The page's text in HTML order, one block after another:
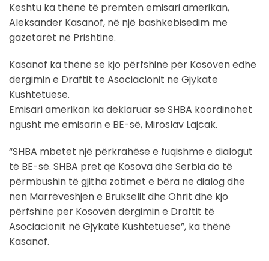
Kështu ka thënë të premten emisari amerikan,
Aleksander Kasanof, në një bashkëbisedim me
gazetarët në Prishtinë.
Kasanof ka thënë se kjo përfshinë për Kosovën edhe
dërgimin e Draftit të Asociacionit në Gjykatë
Kushtetuese.
Emisari amerikan ka deklaruar se SHBA koordinohet
ngusht me emisarin e BE-së, Miroslav Lajcak.
“SHBA mbetet një përkrahëse e fuqishme e dialogut
të BE-së. SHBA pret që Kosova dhe Serbia do të
përmbushin të gjitha zotimet e bëra në dialog dhe
nën Marrëveshjen e Brukselit dhe Ohrit dhe kjo
përfshinë për Kosovën dërgimin e Draftit të
Asociacionit në Gjykatë Kushtetuese”, ka thënë
Kasanof.